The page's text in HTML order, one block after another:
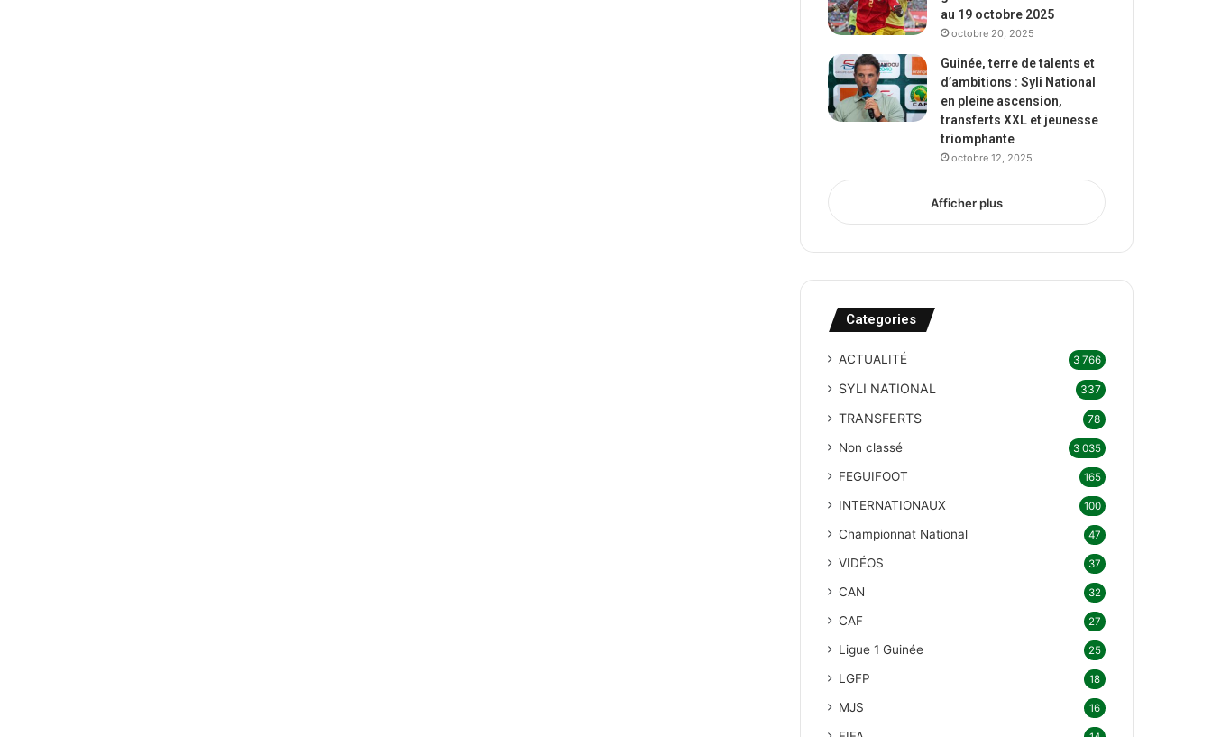
au 19 octobre 2025
octobre 20, 2025
Guinée, terre de talents et
d’ambitions : Syli National
en pleine ascension,
transferts XXL et jeunesse
triomphante
octobre 12, 2025
Afficher plus
Categories
ACTUALITÉ 3 766
SYLI NATIONAL 337
TRANSFERTS 78
Non classé 3 035
FEGUIFOOT 165
INTERNATIONAUX 100
Championnat National 47
VIDÉOS 37
CAN 32
CAF 27
Ligue 1 Guinée 25
LGFP 18
MJS 16